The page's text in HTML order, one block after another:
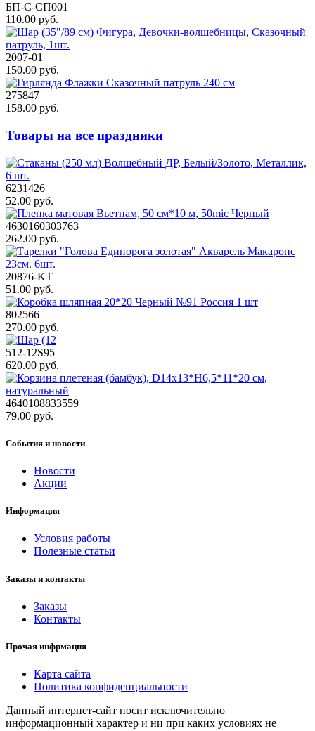
БП-С-СП001
110.00 руб.
2007-01
150.00 руб.
275847
158.00 руб.
Товары на все праздники
6231426
52.00 руб.
4630160303763
262.00 руб.
20876-KT
51.00 руб.
802566
270.00 руб.
512-12S95
620.00 руб.
4640108833559
79.00 руб.
События и новости
Новости
Акции
Информация
Условия работы
Полезные статьи
Заказы и контакты
Заказы
Контакты
Прочая инфрмация
Карта сайта
Политика конфиденциальности
Данный интернет-сайт носит исключительно
информационный характер и ни при каких условиях не